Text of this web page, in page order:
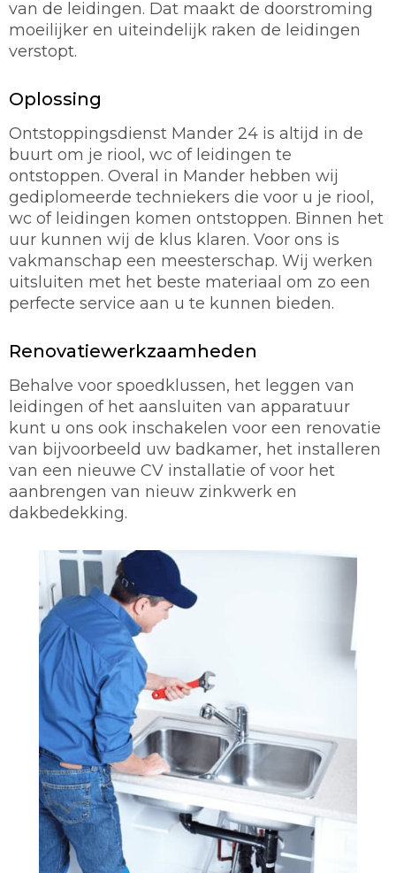
van de leidingen. Dat maakt de doorstroming
moeilijker en uiteindelijk raken de leidingen
verstopt.
Oplossing
Ontstoppingsdienst Mander 24 is altijd in de
buurt om je riool, wc of leidingen te
ontstoppen. Overal in Mander hebben wij
gediplomeerde techniekers die voor u je riool,
wc of leidingen komen ontstoppen. Binnen het
uur kunnen wij de klus klaren. Voor ons is
vakmanschap een meesterschap. Wij werken
uitsluiten met het beste materiaal om zo een
perfecte service aan u te kunnen bieden.
Renovatiewerkzaamheden
Behalve voor spoedklussen, het leggen van
leidingen of het aansluiten van apparatuur
kunt u ons ook inschakelen voor een renovatie
van bijvoorbeeld uw badkamer, het installeren
van een nieuwe CV installatie of voor het
aanbrengen van nieuw zinkwerk en
dakbedekking.